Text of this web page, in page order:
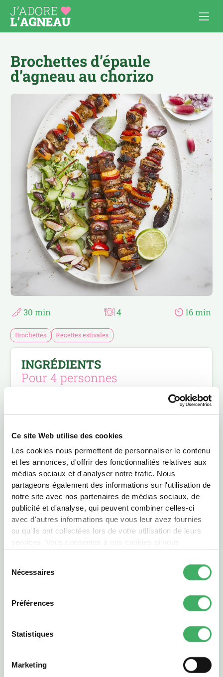
Ce site Web utilise des cookies
Les cookies nous permettent de personnaliser le contenu
et les annonces, d'offrir des fonctionnalités relatives aux
médias sociaux et d'analyser notre trafic. Nous
partageons également des informations sur l'utilisation de
notre site avec nos partenaires de médias sociaux, de
publicité et d'analyse, qui peuvent combiner celles-ci
avec d'autres informations que vous leur avez fournies
ou qu'ils ont collectées lors de votre utilisation de leurs
services. Vous consentez à nos cookies si vous
Nécessaires
Préférences
Statistiques
Marketing
Les recettes d’agneau
APÉRO
COMFORT FOOD
PAUSE DÉJ’
PLATS À PARTAGER
POUR LES ENFANTS
RAPIDE ET FACILE
RECETTES D’AILLEURS
RECETTES ESTIVALES
RECETTES FESTIVES
Cuisiner l’agneau
AU FOUR, À GRATINER
BOULETTES & BURGERS
BROCHETTES
CÔTELETTES
MIJOTÉS, TAJINES, CURRY
PASTA ET PÂTES À TARTE
SALADES
SANDWICHS
Brochettes d’épaule
d’agneau au chorizo
30 min 4 16 min
Brochettes Recettes estivales
INGRÉDIENTS
Pour 4 personnes
1 chorizo
1 oignon rouge
1 poivron rouge
1 poivron jaune
1 concombre
10 radis roses
2 c. à soupe d’herbe de Provence
1 feuille de laurier
4 poignées de feuilles de mesclun
Vinaigre balsamique
PRÉPARATION